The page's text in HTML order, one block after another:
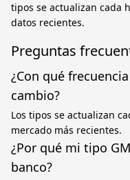
tipos se actualizan cada
datos recientes.
Preguntas
¿Con qué
cambio?
Los tipos se actualizan
mercado más recientes.
¿Por qué mi tipo
banco?